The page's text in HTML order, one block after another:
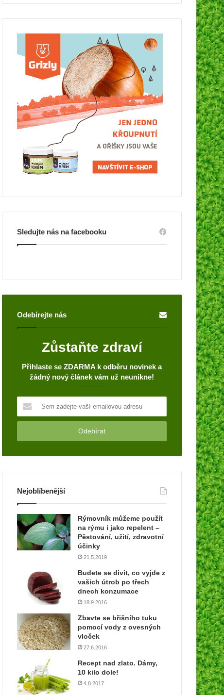
Sledujte nás na facebooku
Odebírejte nás
Zůstaňte zdraví
Přihlaste se ZDARMA k odběru novinek a
žádný nový článek vám už neunikne!
m
a
j
e
v
a
š
í
e
o
u
a
s
u
Nejoblíbenější
Rýmovník můžeme použít
na rýmu i jako repelent –
Pěstování, užití, zdravotní
účinky
21.5.2019
Budete se divit, co vyjde z
vašich útrob po třech
dnech konzumace
18.9.2016
Zbavte se břišního tuku
pomocí vody z ovesných
vloček
27.6.2016
Recept nad zlato. Dámy,
10 kilo dole!
4.8.2017